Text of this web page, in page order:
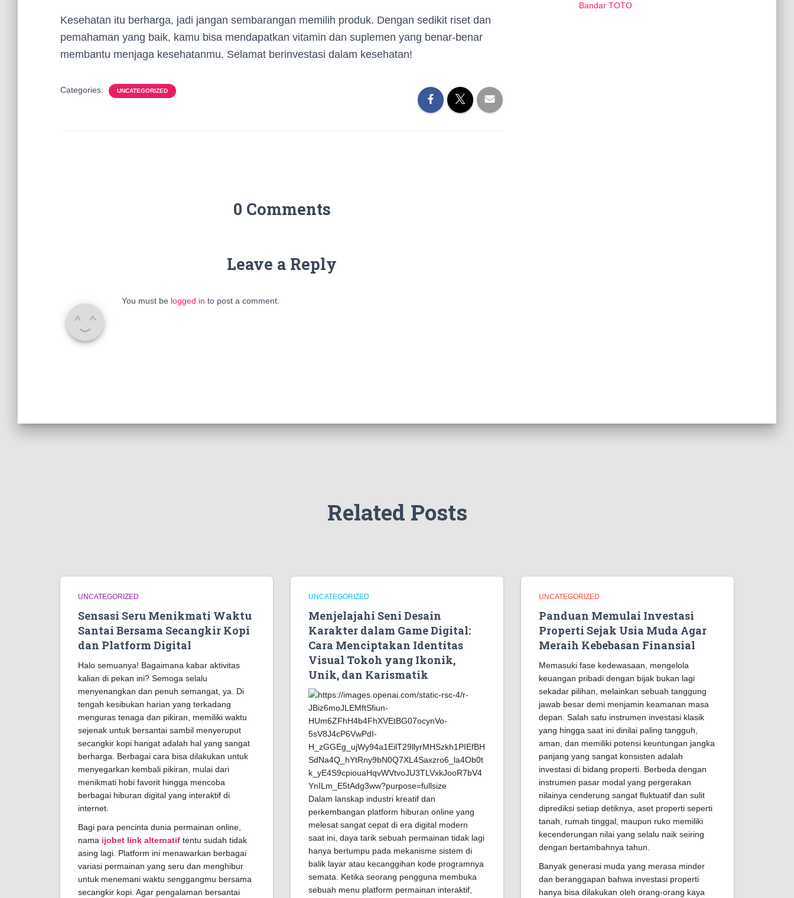
Kesehatan itu berharga, jadi jangan sembarangan memilih produk. Dengan sedikit riset dan
pemahaman yang baik, kamu bisa mendapatkan vitamin dan suplemen yang benar-benar
membantu menjaga kesehatanmu. Selamat berinvestasi dalam kesehatan!
Categories: UNCATEGORIZED
0 Comments
Leave a Reply
You must be logged in to post a comment.
Bandar TOTO
Related Posts
UNCATEGORIZED
Sensasi Seru Menikmati Waktu
Santai Bersama Secangkir Kopi
dan Platform Digital
Halo semuanya! Bagaimana kabar aktivitas
kalian di pekan ini? Semoga selalu
menyenangkan dan penuh semangat, ya. Di
tengah kesibukan harian yang terkadang
menguras tenaga dan pikiran, memiliki waktu
sejenak untuk bersantai sambil menyeruput
secangkir kopi hangat adalah hal yang sangat
berharga. Berbagai cara bisa dilakukan untuk
menyegarkan kembali pikiran, mulai dari
menikmati hobi favorit hingga mencoba
berbagai hiburan digital yang interaktif di
internet.
Bagi para pencinta dunia permainan online,
nama ijobet link alternatif tentu sudah tidak
asing lagi. Platform ini menawarkan berbagai
variasi permainan yang seru dan menghibur
untuk menemani waktu senggangmu bersama
secangkir kopi. Agar pengalaman bersantai
UNCATEGORIZED
Menjelajahi Seni Desain
Karakter dalam Game Digital:
Cara Menciptakan Identitas
Visual Tokoh yang Ikonik,
Unik, dan Karismatik
Dalam lanskap industri kreatif dan
perkembangan platform hiburan online yang
melesat sangat cepat di era digital modern
saat ini, daya tarik sebuah permainan tidak lagi
hanya bertumpu pada mekanisme sistem di
balik layar atau kecanggihan kode programnya
semata. Ketika seorang pengguna membuka
sebuah menu platform permainan interaktif,
UNCATEGORIZED
Panduan Memulai Investasi
Properti Sejak Usia Muda Agar
Meraih Kebebasan Finansial
Memasuki fase kedewasaan, mengelola
keuangan pribadi dengan bijak bukan lagi
sekadar pilihan, melainkan sebuah tanggung
jawab besar demi menjamin keamanan masa
depan. Salah satu instrumen investasi klasik
yang hingga saat ini dinilai paling tangguh,
aman, dan memiliki potensi keuntungan jangka
panjang yang sangat konsisten adalah
investasi di bidang properti. Berbeda dengan
instrumen pasar modal yang pergerakan
nilainya cenderung sangat fluktuatif dan sulit
diprediksi setiap detiknya, aset properti seperti
tanah, rumah tinggal, maupun ruko memiliki
kecenderungan nilai yang selalu naik seiring
dengan bertambahnya tahun.
Banyak generasi muda yang merasa minder
dan beranggapan bahwa investasi properti
hanya bisa dilakukan oleh orang-orang kaya